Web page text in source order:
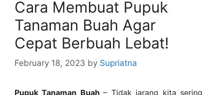
Cara Membuat Pupuk
Tanaman Buah Agar
Cepat Berbuah Lebat!
February 18, 2023 by Supriatna
Pupuk Tanaman Buah– Tidak jarang kita sering